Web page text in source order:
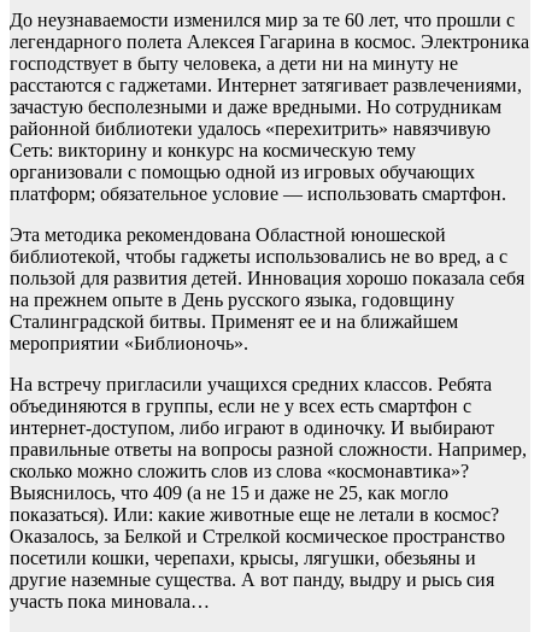
До неузнаваемости изменился мир за те 60 лет, что прошли с
легендарного полета Алексея Гагарина в космос. Электроника
господствует в быту человека, а дети ни на минуту не
расстаются с гаджетами. Интернет затягивает развлечениями,
зачастую бесполезными и даже вредными. Но сотрудникам
районной библиотеки удалось «перехитрить» навязчивую
Сеть: викторину и конкурс на космическую тему
организовали с помощью одной из игровых обучающих
платформ; обязательное условие — использовать смартфон.
Эта методика рекомендована Областной юношеской
библиотекой, чтобы гаджеты использовались не во вред, а с
пользой для развития детей. Инновация хорошо показала себя
на прежнем опыте в День русского языка, годовщину
Сталинградской битвы. Применят ее и на ближайшем
мероприятии «Библионочь».
На встречу пригласили учащихся средних классов. Ребята
объединяются в группы, если не у всех есть смартфон с
интернет-доступом, либо играют в одиночку. И выбирают
правильные ответы на вопросы разной сложности. Например,
сколько можно сложить слов из слова «космонавтика»?
Выяснилось, что 409 (а не 15 и даже не 25, как могло
показаться). Или: какие животные еще не летали в космос?
Оказалось, за Белкой и Стрелкой космическое пространство
посетили кошки, черепахи, крысы, лягушки, обезьяны и
другие наземные существа. А вот панду, выдру и рысь сия
участь пока миновала…